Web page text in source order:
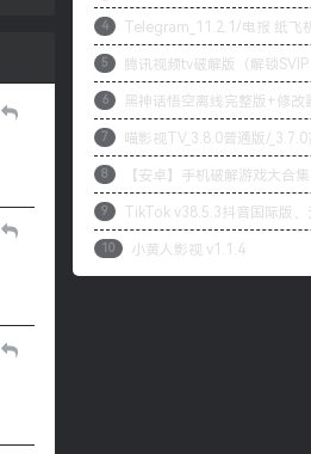
更新
4 Telegram_11.2.1/电报 纸飞
学上网/本地解锁会员/内置模块增
载速度
5 腾讯视频tv破解版（解锁
改为最高99.9.9）
6 黑神话悟空离线完整版+修改
装版）
7 喵影视TV_3.8.0普通版/_3.7.0
版/4.X低版本完美适配/内置源/4K
8 【安卓】手机破解游戏大合
自购分享
9 TikTok v38.5.3抖音国际版
和下载限制，免拔卡[1月27更新]
10 小黄人影视 v1.1.4